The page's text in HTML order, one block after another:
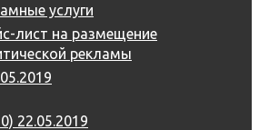
услуги
лист на размещение
рекламы
22.05.2019